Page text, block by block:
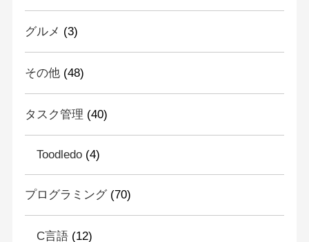
グルメ (3)
その他(48)
タスク管理 (40)
Toodledo(4)
プログラミング(70)
C言語(12)